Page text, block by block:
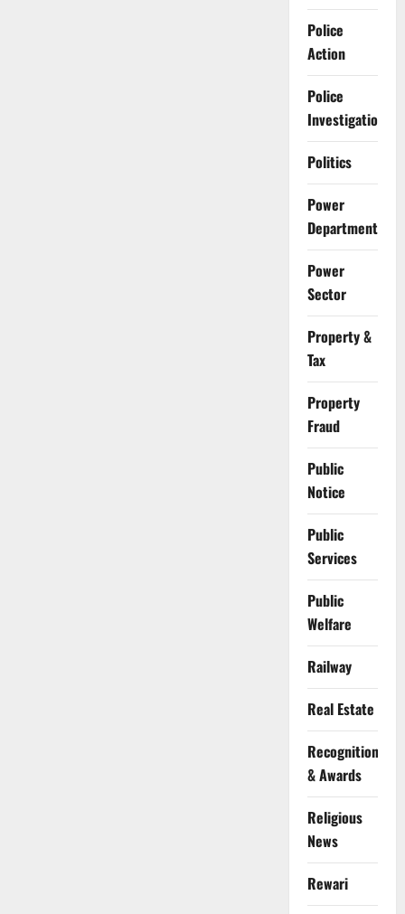
Police
Action
Police
Investigation
Politics
Power
Department
Power
Sector
Property &
Tax
Property
Fraud
Public
Notice
Public
Services
Public
Welfare
Railway
Real Estate
Recognition
& Awards
Religious
News
Rewari